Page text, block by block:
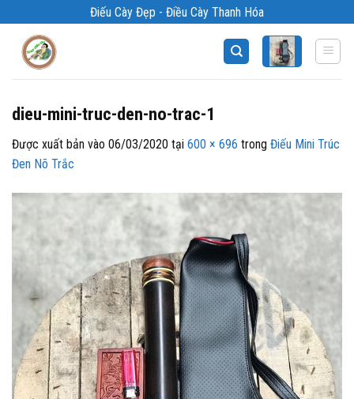
qua
Điếu Cày Đẹp - Điều Cày Thanh Hóa
dieu-mini-truc-den-no-trac-1
Được xuất bản vào 06/03/2020 tại 600 × 696 trong Điếu Mini Trúc
Đen Nõ Trắc